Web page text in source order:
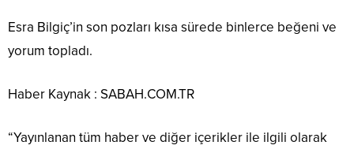
Esra Bilgiç’in son pozları kısa sürede binlerce beğeni ve
yorum topladı.
Haber Kaynak : SABAH.COM.TR
“Yayınlanan tüm haber ve diğer içerikler ile ilgili olarak